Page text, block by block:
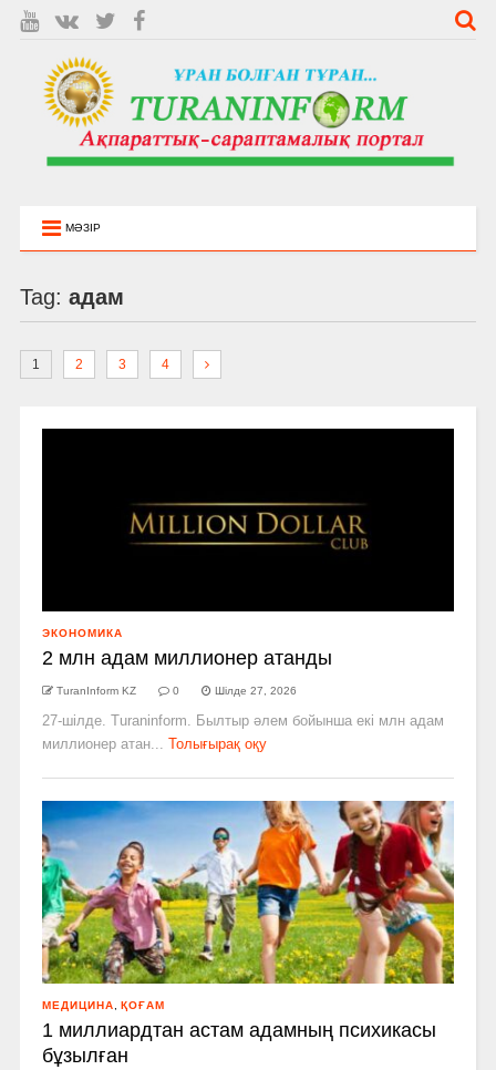
МӘЗІР
Tag: адам
1 2 3 4
ЭКОНОМИКА
2 млн адам миллионер атанды
TuranInform KZ 0 Шілде 27, 2026
27-шілде. Turaninform. Былтыр әлем бойынша екі млн адам
миллионер атан...
Толығырақ оқу
МЕДИЦИНА ҚОҒАМ
1 миллиардтан астам адамның психикасы
бұзылған